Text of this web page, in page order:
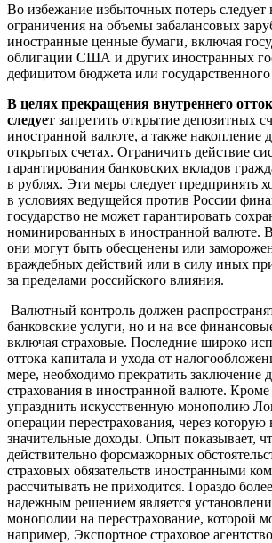
Во избежание избыточных потерь следует
ограничения на объемы забалансовых
иностранные ценные бумаги, включая
облигации США и других иностранных
дефицитом бюджета или государственного
В целях прекращения внутреннего
следует запретить открытие депозитных
иностранной валюте, а также накопление
открытых счетах. Ограничить действие
гарантирования банковских вкладов
в рублях. Эти меры следует предпринять
в условиях ведущейся против России
государство не может гарантировать
номинированных в иностранной валюте.
они могут быть обесценены или
враждебных действий или в силу иных
за пределами российского влияния.
Валютный контроль должен
банковские услуги, но и на все
включая страховые. Последние широко
оттока капитала и ухода от
мере, необходимо прекратить заключение
страхования в иностранной валюте. Кроме
упразднить искусственную монополию
операции перестрахования, через которую
значительные доходы. Опыт показывает,
действительно форсмажорных
страховых обязательств иностранными
рассчитывать не приходится. Гораздо
надежным решением является
монополии на перестрахование, которой
например, Экспортное страховое